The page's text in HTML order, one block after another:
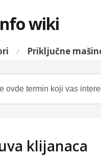
wiki
Priključne
klijanaca